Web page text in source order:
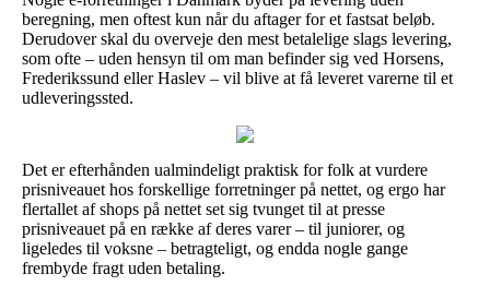
beregning, men oftest kun når du aftager for et fastsat beløb.
Derudover skal du overveje den mest betalelige slags levering,
som ofte – uden hensyn til om man befinder sig ved Horsens,
Frederikssund eller Haslev – vil blive at få leveret varerne til et
udleveringssted.
Det er efterhånden ualmindeligt praktisk for folk at vurdere
prisniveauet hos forskellige forretninger på nettet, og ergo har
flertallet af shops på nettet set sig tvunget til at presse
prisniveauet på en række af deres varer – til juniorer, og
ligeledes til voksne – betragteligt, og endda nogle gange
frembyde fragt uden betaling.